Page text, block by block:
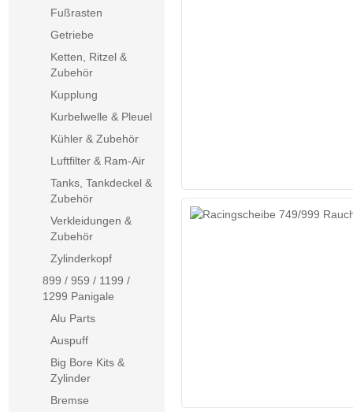
Fußrasten
Getriebe
Ketten, Ritzel &
Zubehör
Kupplung
Kurbelwelle & Pleuel
Kühler & Zubehör
Luftfilter & Ram-Air
Tanks, Tankdeckel &
Zubehör
Verkleidungen &
Zubehör
Zylinderkopf
899 / 959 / 1199 /
1299 Panigale
Alu Parts
Auspuff
Big Bore Kits &
Zylinder
Bremse